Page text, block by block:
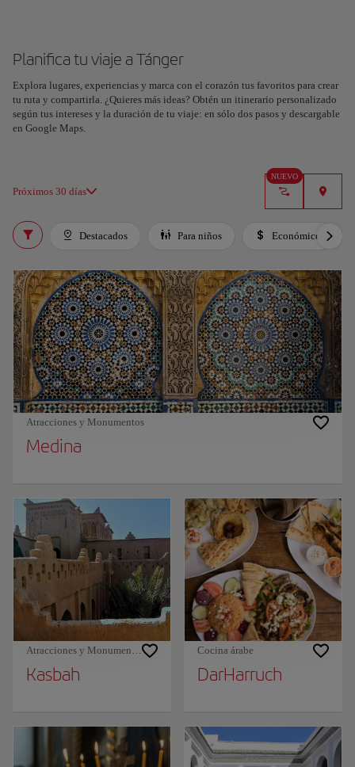
Planifica tu viaje a Tánger
Explora lugares, experiencias y marca con el corazón tus favoritos para crear
tu ruta y compartirla. ¿Quieres más ideas? Obtén un itinerario personalizado
según tus intereses y la duración de tu viaje: en sólo dos pasos y descargable
en Google Maps.
Próximos 30 días
NUEVO
Planifica tu viaje con nuestra nueva herramienta con IA
Genera un itinerario en segundos y crea una experiencia
personalizada en la ciudad.
Destacados Para niños Económico
Atracciones y Monumentos
Medina
Atracciones y Monumentos
Kasbah
Cocina árabe
DarHarruch